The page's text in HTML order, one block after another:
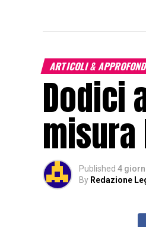
ARTICOLI &
Dodici
Published 4
By Redazione